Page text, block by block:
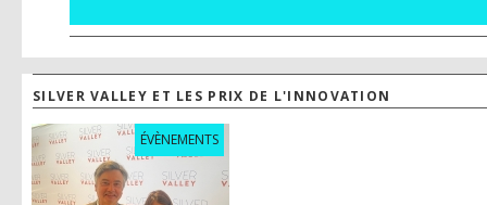
SILVER VALLEY ET LES PRIX DE L'INNOVATION
ÉVÈNEMENTS